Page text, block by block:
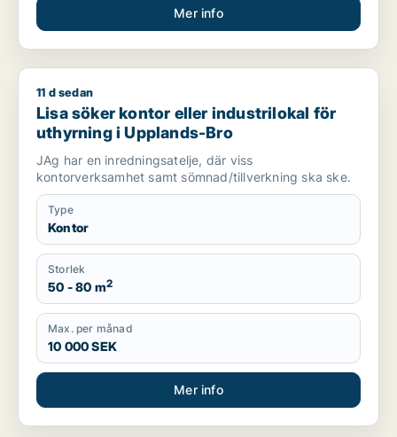
Mer info
Lisa söker kontor eller industrilokal för uthyrning i
11 d sedan
Lisa söker kontor eller industrilokal för
uthyrning i Upplands-Bro
JAg har en inredningsatelje, där viss
kontorverksamhet samt sömnad/tillverkning ska ske.
Type
Kontor
Storlek
50 - 80 m2
Max. per månad
10 000 SEK
Mer info